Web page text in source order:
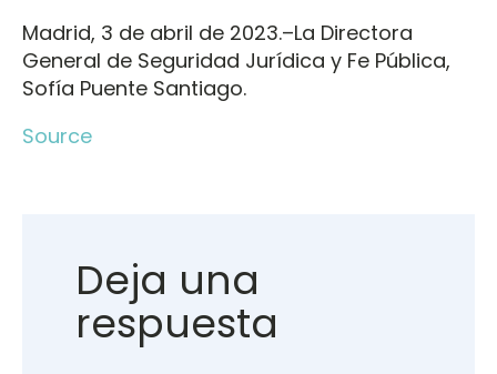
Madrid, 3 de abril de 2023.–La Directora
General de Seguridad Jurídica y Fe Pública,
Sofía Puente Santiago.
Source
Deja una
respuesta